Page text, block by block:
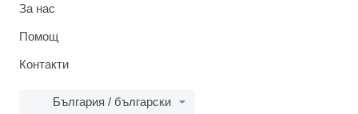
За нас
Помощ
Контакти
България / български